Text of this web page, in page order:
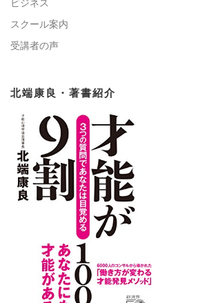
スクール案内
受講者の声
北端康良・著書紹介